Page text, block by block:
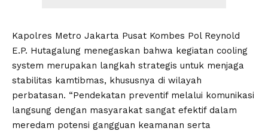
Kapolres Metro Jakarta Pusat Kombes Pol Reynold
E.P. Hutagalung menegaskan bahwa kegiatan cooling
system merupakan langkah strategis untuk menjaga
stabilitas kamtibmas, khususnya di wilayah
perbatasan. “Pendekatan preventif melalui komunikasi
langsung dengan masyarakat sangat efektif dalam
meredam potensi gangguan keamanan serta